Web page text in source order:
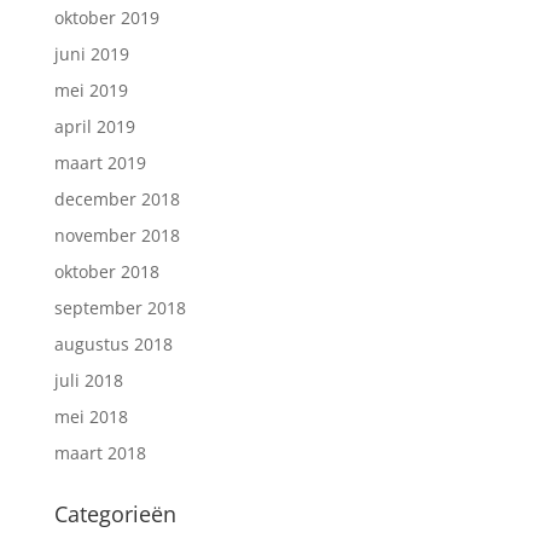
oktober 2019
juni 2019
mei 2019
april 2019
maart 2019
december 2018
november 2018
oktober 2018
september 2018
augustus 2018
juli 2018
mei 2018
maart 2018
Categorieën